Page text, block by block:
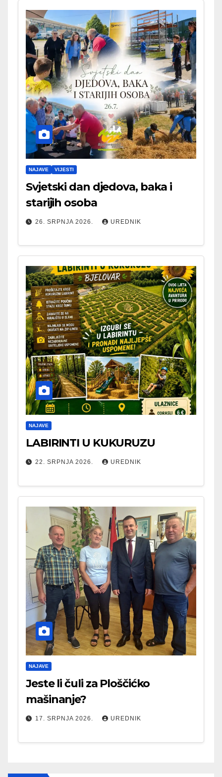
NAJAVE VIJESTI
Svjetski dan djedova, baka i
starijih osoba
26. SRPNJA 2026. UREDNIK
NAJAVE
LABIRINTI U KUKURUZU
22. SRPNJA 2026. UREDNIK
NAJAVE
Jeste li čuli za Ploščićko
mašinanje?
17. SRPNJA 2026. UREDNIK